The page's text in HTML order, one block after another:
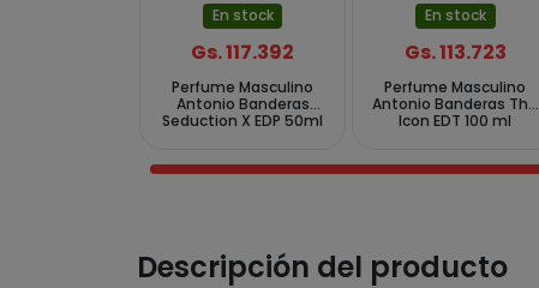
En stock
Gs. 117.392
Perfume Masculino
Antonio Banderas
Seduction X EDP 50ml
En stock
Gs. 113.723
Perfume Masculino
Antonio Banderas The
Icon EDT 100 ml
Descripción del producto